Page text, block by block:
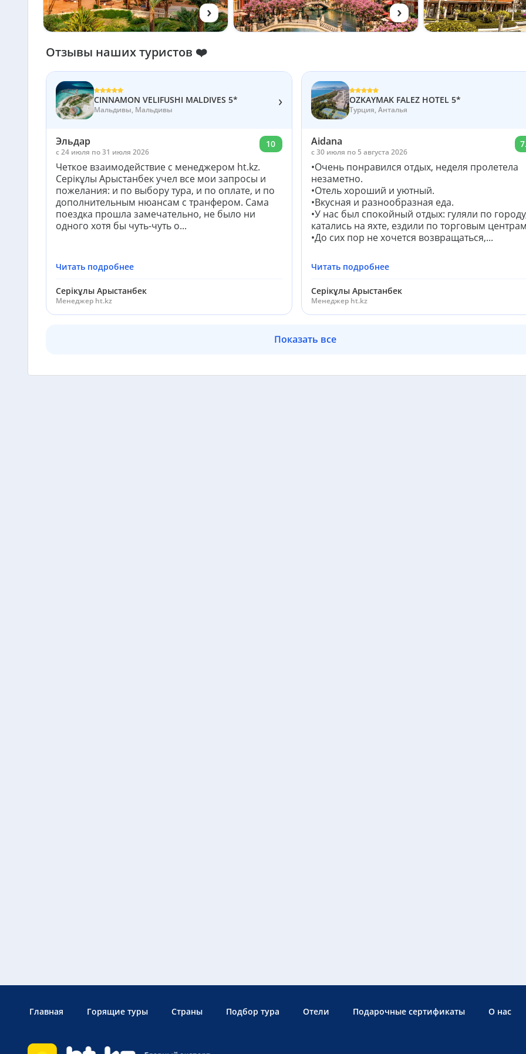
› ›
Отзывы наших туристов ❤️
CINNAMON VELIFUSHI MALDIVES 5*
Мальдивы, Мальдивы ›
Эльдар
c 24 июля по 31 июля 2026
10
Четкое взаимодействие с менеджером ht.kz.
Серікұлы Арыстанбек учел все мои запросы и
пожелания: и по выбору тура, и по оплате, и по
дополнительным нюансам с транфером. Сама
поездка прошла замечательно, не было ни
одного хотя бы чуть-чуть о...
Читать подробнее
Серікұлы Арыстанбек
Менеджер ht.kz
OZKAYMAK FALEZ HOTEL 5*
Турция, Анталья
Aidana
c 30 июля по 5 августа 2026
•Очень понравился отдых, неделя пролетела
незаметно.
•Отель хороший и уютный.
•Вкусная и разнообразная еда.
•У нас был спокойный отдых: гуляли по
катались на яхте, ездили по торговым
•До сих пор не хочется возвращаться,...
Читать подробнее
Серікұлы Арыстанбек
Менеджер ht.kz
Показать все
Главная Горящие туры Страны Подбор тура Отели Подарочные сертификаты О нас